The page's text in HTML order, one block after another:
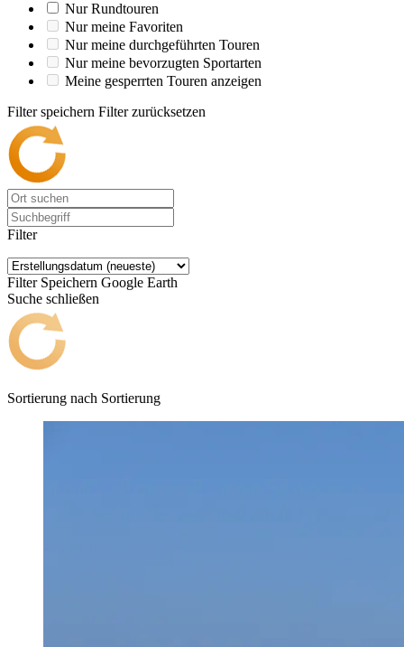
Nur Rundtouren
Nur meine Favoriten
Nur meine durchgeführten Touren
Nur meine bevorzugten Sportarten
Meine gesperrten Touren anzeigen
Filter speichern Filter zurücksetzen
Filter
Filter Speichern Google Earth
Suche schließen
Sortierung nach Sortierung